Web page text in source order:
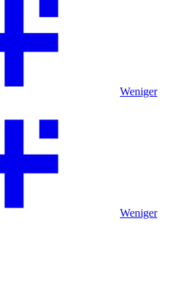
Weniger
Weniger